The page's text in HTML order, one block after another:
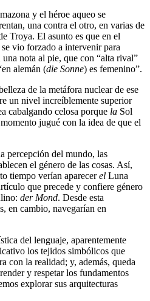
y el héroe aqueo se
una contra el otro, en varias de
Troya. El asunto es que en el
vio forzado a intervenir para
nota al pie, que con “alta rival”
alemán (die Sonne) es femenino”.
de la metáfora nuclear de ese
un nivel increíblemente superior
cabalgando celosa porque la Sol
jugué con la idea de que el
percepción del mundo, las
el género de las cosas. Así,
tiempo verían aparecerel Luna
que precede y confiere género
der Mond. Desde esta
en cambio, navegarían en
del lenguaje, aparentemente
los tejidos simbólicos que
con la realidad; y, además, queda
y respetar los fundamentos
explorar sus arquitecturas